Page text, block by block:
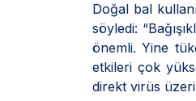
Doğal bal
söyledi:
önemli. Yine
etkileri çok
direkt virüs